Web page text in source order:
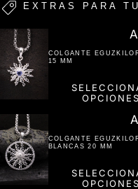
EXTRAS PARA
COLGANTE
15 MM
OPCIONES
COLGANTE
BLANCAS 20 MM
OPCIONES